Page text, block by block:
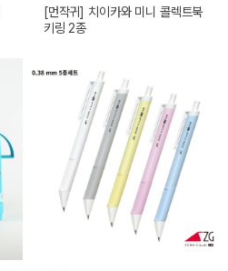
[먼작귀] 치이카와 미니 콜렉트북
키링 2종